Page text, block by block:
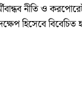
নীতি ও
হিসেবে বিবেচিত